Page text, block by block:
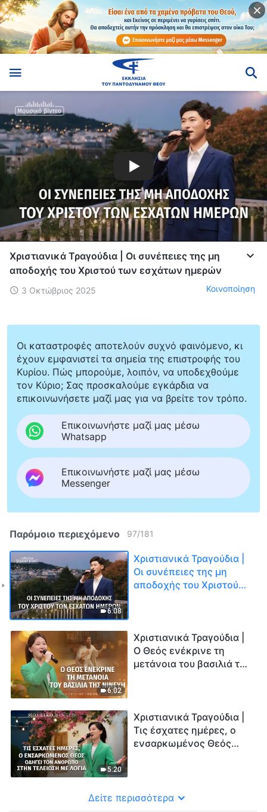
Χριστιανικά Τραγούδια | Οι συνέπειες της μη
αποδοχής του Χριστού των εσχάτων ημερών
3 Οκτώβριος 2025 Κοινοποίηση
Οι καταστροφές αποτελούν συχνό φαινόμενο, κι
έχουν εμφανιστεί τα σημεία της επιστροφής του
Κυρίου. Πώς μπορούμε, λοιπόν, να υποδεχθούμε
τον Κύριο; Σας προσκαλούμε εγκάρδια να
επικοινωνήσετε μαζί μας για να βρείτε τον τρόπο.
Επικοινωνήστε μαζί μας μέσω
Whatsapp
Επικοινωνήστε μαζί μας μέσω
Messenger
Παρόμοιο περιεχόμενο 97/181
6:08
Χριστιανικά Τραγούδια |
Οι συνέπειες της μη
αποδοχής του Χριστού
6:02
Χριστιανικά Τραγούδια |
Ο Θεός ενέκρινε τη
μετάνοια του βασιλιά της
5:20
Χριστιανικά Τραγούδια |
Τις έσχατες ημέρες, ο
ενσαρκωμένος Θεός
Δείτε περισσότερα